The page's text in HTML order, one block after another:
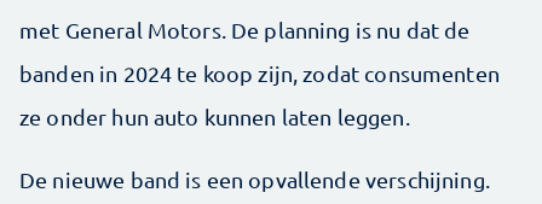
met General Motors. De planning is nu dat de
banden in 2024 te koop zijn, zodat consumenten
ze onder hun auto kunnen laten leggen.
De nieuwe band is een opvallende verschijning.